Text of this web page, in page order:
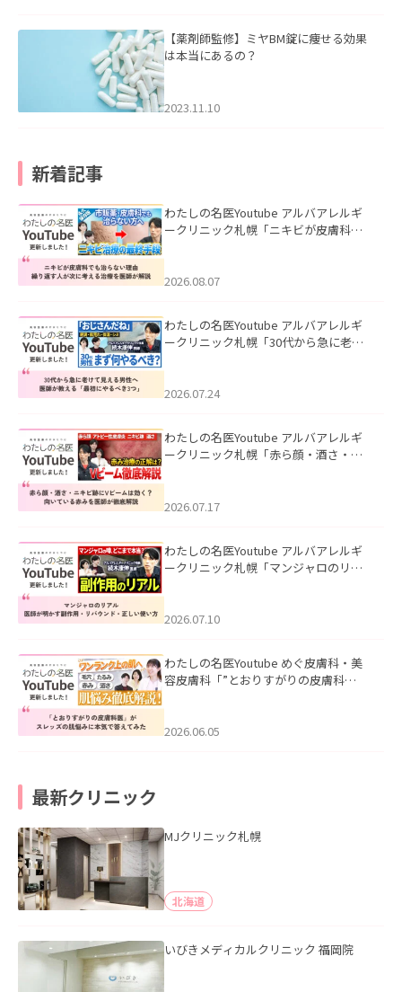
【薬剤師監修】ミヤBM錠に痩せる効果
は本当にあるの？
2023.11.10
新着記事
わたしの名医Youtube アルバアレルギ
ークリニック札幌「ニキビが皮膚科で
ました。
2026.08.07
わたしの名医Youtube アルバアレルギ
ークリニック札幌「30代から急に老け
た。
2026.07.24
わたしの名医Youtube アルバアレルギ
ークリニック札幌「赤ら顔・酒さ・ニ
した。
2026.07.17
わたしの名医Youtube アルバアレルギ
ークリニック札幌「マンジャロのリア
た。
2026.07.10
わたしの名医Youtube めぐ皮膚科・美
容皮膚科「”とおりすがりの皮膚科
2026.06.05
最新クリニック
MJクリニック札幌
北海道
いびきメディカルクリニック 福岡院